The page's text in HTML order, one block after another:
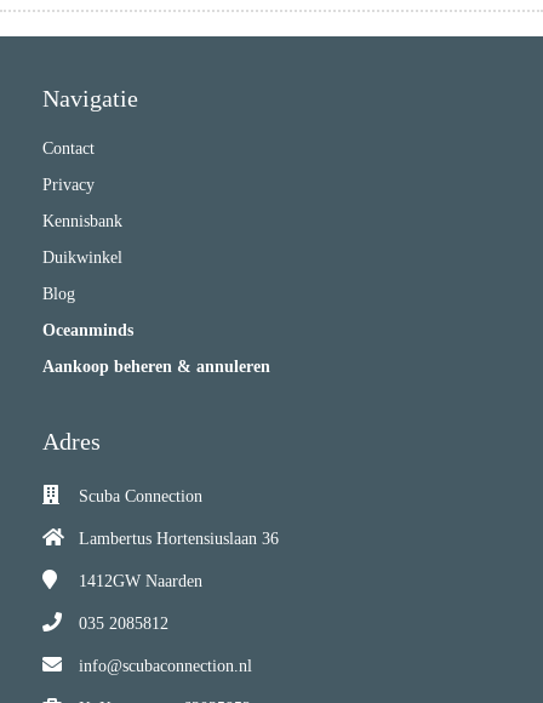
Navigatie
Contact
Privacy
Kennisbank
Duikwinkel
Blog
Oceanminds
Aankoop beheren & annuleren
Adres
Scuba Connection
Lambertus Hortensiuslaan 36
1412GW Naarden
035 2085812
info@scubaconnection.nl